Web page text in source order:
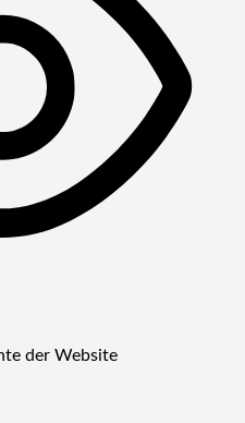
der Website